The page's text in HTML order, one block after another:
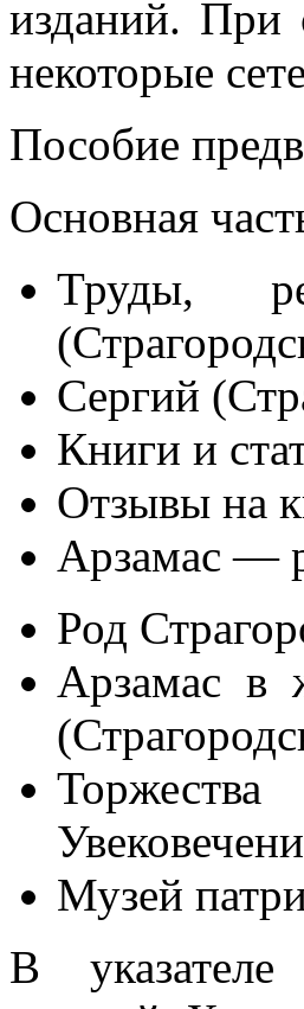
изданий. При
некоторые
Пособие
Основная
Труды,
Сергий
Книги и
Отзывы на
Арзамас —
Род
Арзамас в
Музей
В указателе